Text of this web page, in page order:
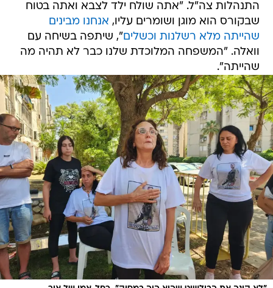
התנהלות צה"ל. "אתה שולח ילד לצבא ואתה בטוח
שבקורס הוא מוגן ושומרים עליו, אנחנו מבינים
שהייתה מלא רשלנות וכשלים", שיתפה בשיחה עם
וואלה. "המשפחה המלוכדת שלנו כבר לא תהיה מה
שהייתה".